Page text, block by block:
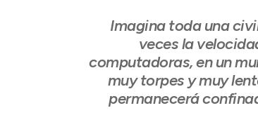
Imagina toda una
veces la
computadoras, en un
muy torpes y muy
permanecerá